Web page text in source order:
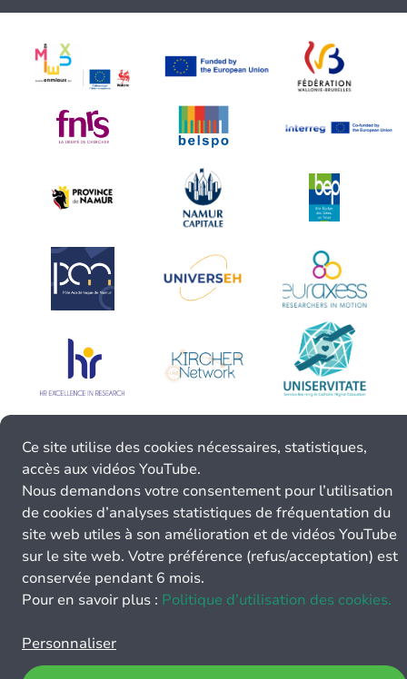
Ce site utilise des cookies nécessaires, statistiques,
accès aux vidéos YouTube.
Nous demandons votre consentement pour l’utilisation
de cookies d’analyses statistiques de fréquentation du
site web utiles à son amélioration et de vidéos YouTube
sur le site web. Votre préférence (refus/acceptation) est
conservée pendant 6 mois.
Pour en savoir plus : Politique d’utilisation des cookies.
Personnaliser